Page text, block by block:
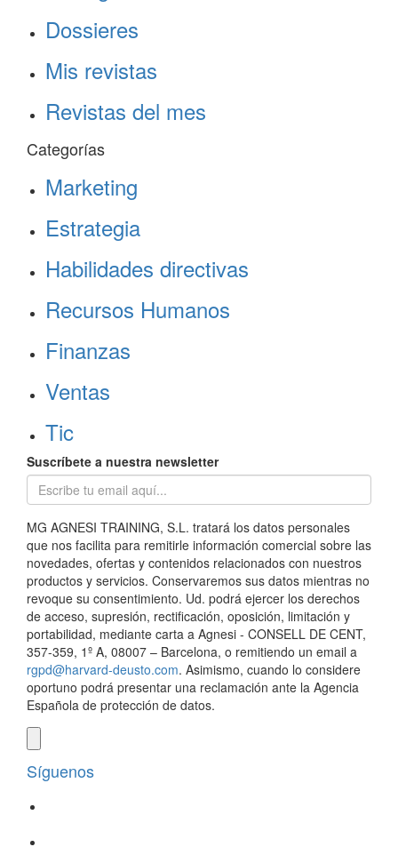
Dossieres
Mis revistas
Revistas del mes
Categorías
Marketing
Estrategia
Habilidades directivas
Recursos Humanos
Finanzas
Ventas
Tic
Suscríbete a nuestra newsletter
MG AGNESI TRAINING, S.L. tratará los datos personales
que nos facilita para remitirle información comercial sobre las
novedades, ofertas y contenidos relacionados con nuestros
productos y servicios. Conservaremos sus datos mientras no
revoque su consentimiento. Ud. podrá ejercer los derechos
de acceso, supresión, rectificación, oposición, limitación y
portabilidad, mediante carta a Agnesi - CONSELL DE CENT,
357-359, 1º A, 08007 – Barcelona, o remitiendo un email a
rgpd@harvard-deusto.com. Asimismo, cuando lo considere
oportuno podrá presentar una reclamación ante la Agencia
Española de protección de datos.
Síguenos